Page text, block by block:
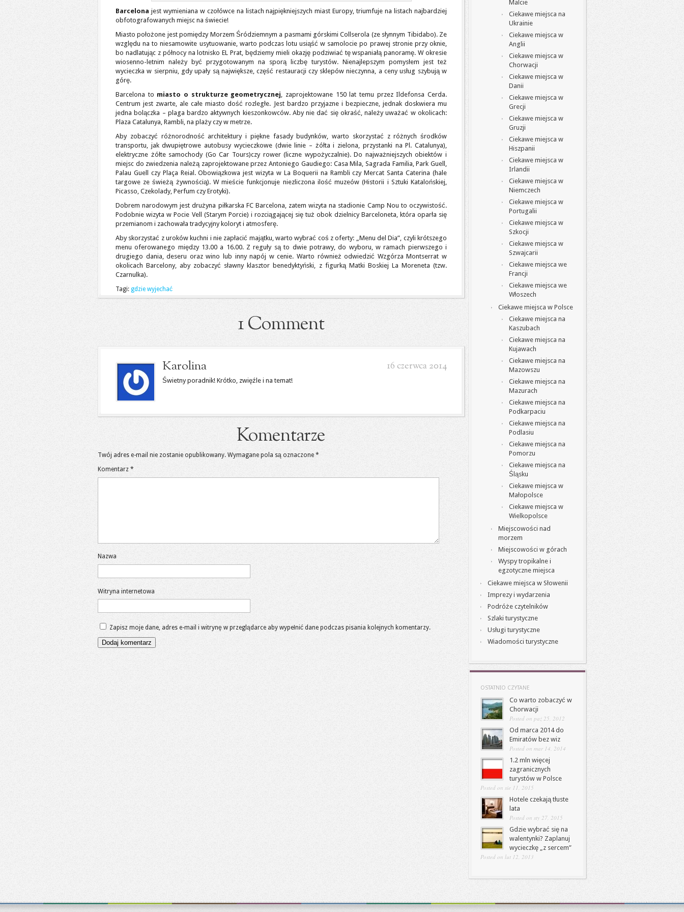
Barcelona jest wymieniana w czołówce na listach najpiękniejszych miast Europy, triumfuje na listach najbardziej
obfotografowanych miejsc na świecie!
Miasto położone jest pomiędzy Morzem Śródziemnym a pasmami górskimi Collserola (ze słynnym Tibidabo). Ze
względu na to niesamowite usytuowanie, warto podczas lotu usiąść w samolocie po prawej stronie przy oknie,
bo nadlatując z północy na lotnisko EL Prat, będziemy mieli okazję podziwiać tę wspaniałą panoramę. W okresie
wiosenno-letnim należy być przygotowanym na sporą liczbę turystów. Nienajlepszym pomysłem jest też
wycieczka w sierpniu, gdy upały są największe, część restauracji czy sklepów nieczynna, a ceny usług szybują w
górę.
Barcelona to miasto o strukturze geometrycznej, zaprojektowane 150 lat temu przez Ildefonsa Cerda.
Centrum jest zwarte, ale całe miasto dość rozległe. Jest bardzo przyjazne i bezpieczne, jednak doskwiera mu
jedna bolączka – plaga bardzo aktywnych kieszonkowców. Aby nie dać się okraść, należy uważać w okolicach:
Plaza Catalunya, Rambli, na plaży czy w metrze.
Aby zobaczyć różnorodność architektury i piękne fasady budynków, warto skorzystać z różnych środków
transportu, jak dwupiętrowe autobusy wycieczkowe (dwie linie – żółta i zielona, przystanki na Pl. Catalunya),
elektryczne żółte samochody (Go Car Tours)czy rower (liczne wypożyczalnie). Do najważniejszych obiektów i
miejsc do zwiedzenia należą zaprojektowane przez Antoniego Gaudiego: Casa Mila, Sagrada Familia, Park Guell,
Palau Guell czy Plaça Reial. Obowiązkowa jest wizyta w La Boquerii na Rambli czy Mercat Santa Caterina (hale
targowe ze świeżą żywnością). W mieście funkcjonuje niezliczona ilość muzeów (Historii i Sztuki Katalońskiej,
Picasso, Czekolady, Perfum czy Erotyki).
Dobrem narodowym jest drużyna piłkarska FC Barcelona, zatem wizyta na stadionie Camp Nou to oczywistość.
Podobnie wizyta w Pocie Vell (Starym Porcie) i rozciągającej się tuż obok dzielnicy Barceloneta, która oparła się
przemianom i zachowała tradycyjny koloryt i atmosferę.
Aby skorzystać z uroków kuchni i nie zapłacić majątku, warto wybrać coś z oferty: „Menu del Dia”, czyli krótszego
menu oferowanego między 13.00 a 16.00. Z reguły są to dwie potrawy, do wyboru, w ramach pierwszego i
drugiego dania, deseru oraz wino lub inny napój w cenie. Warto również odwiedzić Wzgórza Montserrat w
okolicach Barcelony, aby zobaczyć sławny klasztor benedyktyński, z figurką Matki Boskiej La Moreneta (tzw.
Czarnulka).
Tagi: gdzie wyjechać
1 Comment
Karolina 16 czerwca 2014
Świetny poradnik! Krótko, zwięźle i na temat!
Komentarze
Twój adres e-mail nie zostanie opublikowany. Wymagane pola są oznaczone *
Komentarz *
Nazwa
Witryna internetowa
Zapisz moje dane, adres e-mail i witrynę w przeglądarce aby wypełnić dane podczas pisania kolejnych komentarzy.
Malcie
Ciekawe miejsca na
Ukrainie
Ciekawe miejsca w
Anglii
Ciekawe miejsca w
Chorwacji
Ciekawe miejsca w
Danii
Ciekawe miejsca w
Grecji
Ciekawe miejsca w
Gruzji
Ciekawe miejsca w
Hiszpanii
Ciekawe miejsca w
Irlandii
Ciekawe miejsca w
Niemczech
Ciekawe miejsca w
Portugalii
Ciekawe miejsca w
Szkocji
Ciekawe miejsca w
Szwajcarii
Ciekawe miejsca we
Francji
Ciekawe miejsca we
Włoszech
Ciekawe miejsca w Polsce
Ciekawe miejsca na
Kaszubach
Ciekawe miejsca na
Kujawach
Ciekawe miejsca na
Mazowszu
Ciekawe miejsca na
Mazurach
Ciekawe miejsca na
Podkarpaciu
Ciekawe miejsca na
Podlasiu
Ciekawe miejsca na
Pomorzu
Ciekawe miejsca na
Śląsku
Ciekawe miejsca w
Małopolsce
Ciekawe miejsca w
Wielkopolsce
Miejscowości nad
morzem
Miejscowości w górach
Wyspy tropikalne i
egzotyczne miejsca
Ciekawe miejsca w Słowenii
Imprezy i wydarzenia
Podróże czytelników
Szlaki turystyczne
Usługi turystyczne
Wiadomości turystyczne
OSTATNIO CZYTANE
Co warto zobaczyć w
Chorwacji
Posted on paź 25, 2012
Od marca 2014 do
Emiratów bez wiz
Posted on mar 14, 2014
1.2 mln więcej
zagranicznych
turystów w Polsce
Posted on sie 11, 2015
Hotele czekają tłuste
lata
Posted on sty 27, 2015
Gdzie wybrać się na
walentynki? Zaplanuj
wycieczkę „z sercem”
Posted on lut 12, 2013